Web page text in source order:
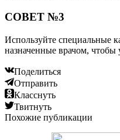
СОВЕТ №3
Используйте специальные
назначенные врачом, чтобы
Поделиться
Отправить
Класснуть
Твитнуть
Похожие публикации